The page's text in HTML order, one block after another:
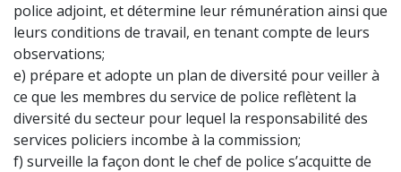
police adjoint, et détermine leur rémunération ainsi que
leurs conditions de travail, en tenant compte de leurs
observations;
e) prépare et adopte un plan de diversité pour veiller à
ce que les membres du service de police reflètent la
diversité du secteur pour lequel la responsabilité des
services policiers incombe à la commission;
f) surveille la façon dont le chef de police s’acquitte de